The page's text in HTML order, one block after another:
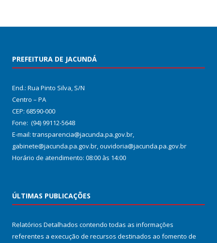
PREFEITURA DE JACUNDÁ
End.: Rua Pinto Silva, S/N
Centro – PA
CEP: 68590-000
Fone: (94) 99112-5648
E-mail: transparencia@jacunda.pa.gov.br,
gabinete@jacunda.pa.gov.br, ouvidoria@jacunda.pa.gov.br
Horário de atendimento: 08:00 às 14:00
ÚLTIMAS PUBLICAÇÕES
Relatórios Detalhados contendo todas as informações
referentes a execução de recursos destinados ao fomento de